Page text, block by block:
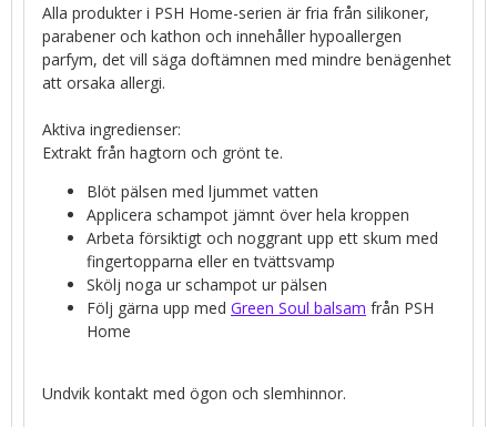
Alla produkter i PSH Home-serien är fria från silikoner,
parabener och kathon och innehåller hypoallergen
parfym, det vill säga doftämnen med mindre benägenhet
att orsaka allergi.
Aktiva ingredienser:
Extrakt från hagtorn och grönt te.
Blöt pälsen med ljummet vatten
Applicera schampot jämnt över hela kroppen
Arbeta försiktigt och noggrant upp ett skum med
fingertopparna eller en tvättsvamp
Skölj noga ur schampot ur pälsen
Följ gärna upp med Green Soul balsam från PSH
Home
Undvik kontakt med ögon och slemhinnor.